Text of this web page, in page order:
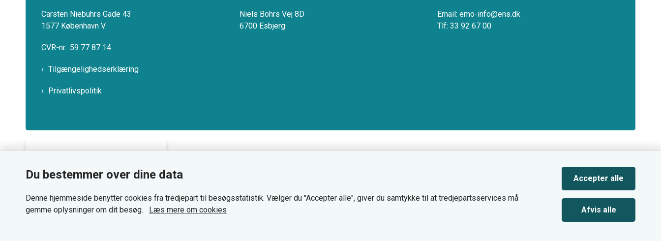
Carsten Niebuhrs Gade 43
1577 København V
CVR-nr.: 59 77 87 14
Tilgængelighedserklæring
Privatlivspolitik
Niels Bohrs Vej 8D
6700 Esbjerg
Email: emo-info@ens.dk
Tlf: 33 92 67 00
Dette indhold kræver cookies
for at blive vist korrekt.
Du bestemmer over dine data
Denne hjemmeside benytter cookies fra tredjepart til besøgsstatistik. Vælger du "Accepter alle", giver du samtykke til at tredjepartsservices må
gemme oplysninger om dit besøg.
Læs mere om cookies
Accepter alle
Afvis alle